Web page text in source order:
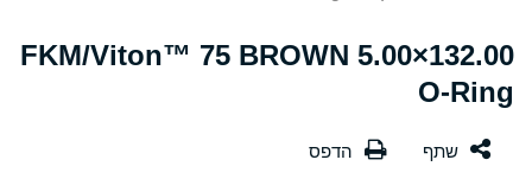
132.00×5.00 FKM/Viton™ 75 BROWN
O-Ring